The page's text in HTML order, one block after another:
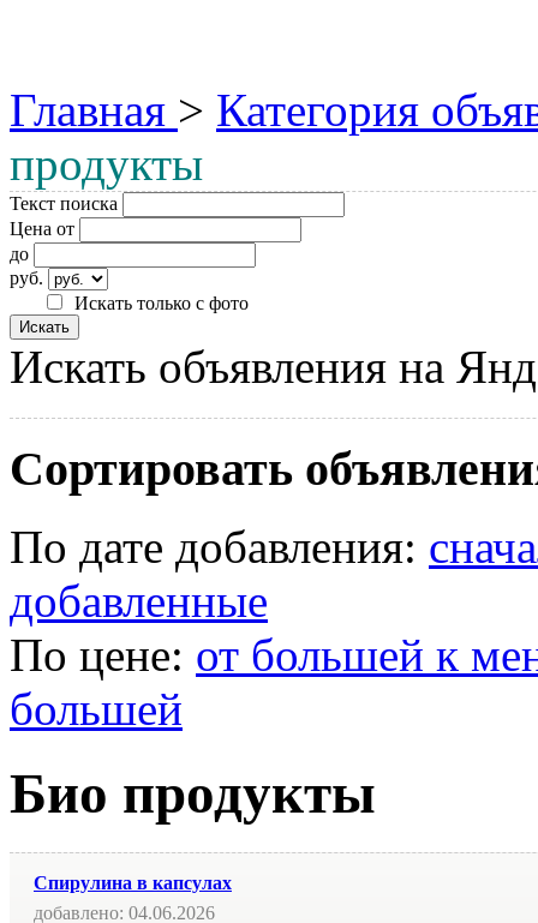
Главная > Категория
продукты
Текст поиска
Цена от
до
руб.
Искать только с фото
Искать объявления на
Сортировать
По дате добавления:
добавленные
По цене: от большей к
большей
Био продукты
Спирулина в капсулах
добавлено: 04.06.2026